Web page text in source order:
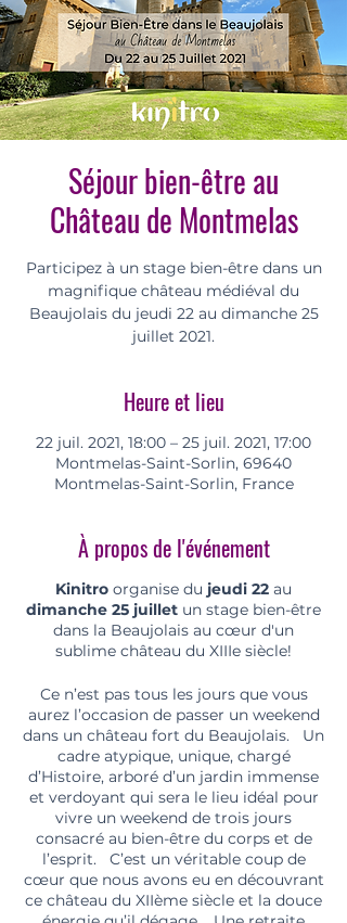
Séjour bien-être au
Château de Montmelas
Participez à un stage bien-être dans un
magnifique château médiéval du
Beaujolais du jeudi 22 au dimanche 25
juillet 2021.
Heure et lieu
22 juil. 2021, 18:00 – 25 juil. 2021, 17:00
Montmelas-Saint-Sorlin, 69640
Montmelas-Saint-Sorlin, France
À propos de l'événement
Kinitro organise du jeudi 22 au
dimanche 25 juillet un stage bien-être
dans la Beaujolais au cœur d'un
sublime château du XIIIe siècle!
Ce n’est pas tous les jours que vous
aurez l’occasion de passer un weekend
dans un château fort du Beaujolais. Un
cadre atypique, unique, chargé
d’Histoire, arboré d’un jardin immense
et verdoyant qui sera le lieu idéal pour
vivre un weekend de trois jours
consacré au bien-être du corps et de
l’esprit. C’est un véritable coup de
cœur que nous avons eu en découvrant
ce château du XIIème siècle et la douce